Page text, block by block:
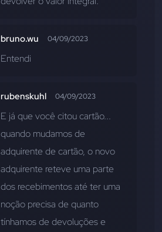
bruno.wu 04/09/2023
Entendi
rubenskuhl 04/09/2023
E já que você citou cartão...
quando mudamos de
adquirente de cartão, o novo
adquirente reteve uma parte
dos recebimentos até ter uma
noção precisa de quanto
tínhamos de devoluções e